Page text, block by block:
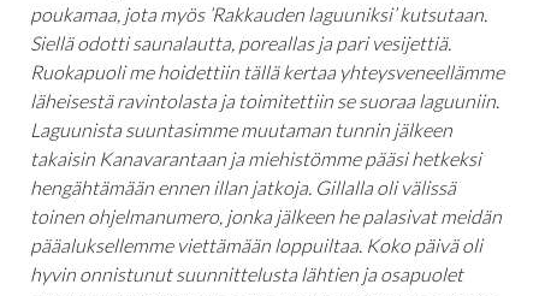
poukamaa, jota myös ’Rakkauden laguuniksi’ kutsutaan.
Siellä odotti saunalautta, poreallas ja pari vesijettiä.
Ruokapuoli me hoidettiin tällä kertaa yhteysveneellämme
läheisestä ravintolasta ja toimitettiin se suoraa laguuniin.
Laguunista suuntasimme muutaman tunnin jälkeen
takaisin Kanavarantaan ja miehistömme pääsi hetkeksi
hengähtämään ennen illan jatkoja. Gillalla oli välissä
toinen ohjelmanumero, jonka jälkeen he palasivat meidän
pääaluksellemme viettämään loppuiltaa. Koko päivä oli
hyvin onnistunut suunnittelusta lähtien ja osapuolet